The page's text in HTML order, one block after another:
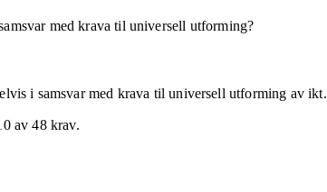
med krava til universell utforming?
i samsvarmed krava til universell utforming av ikt.
av48krav.